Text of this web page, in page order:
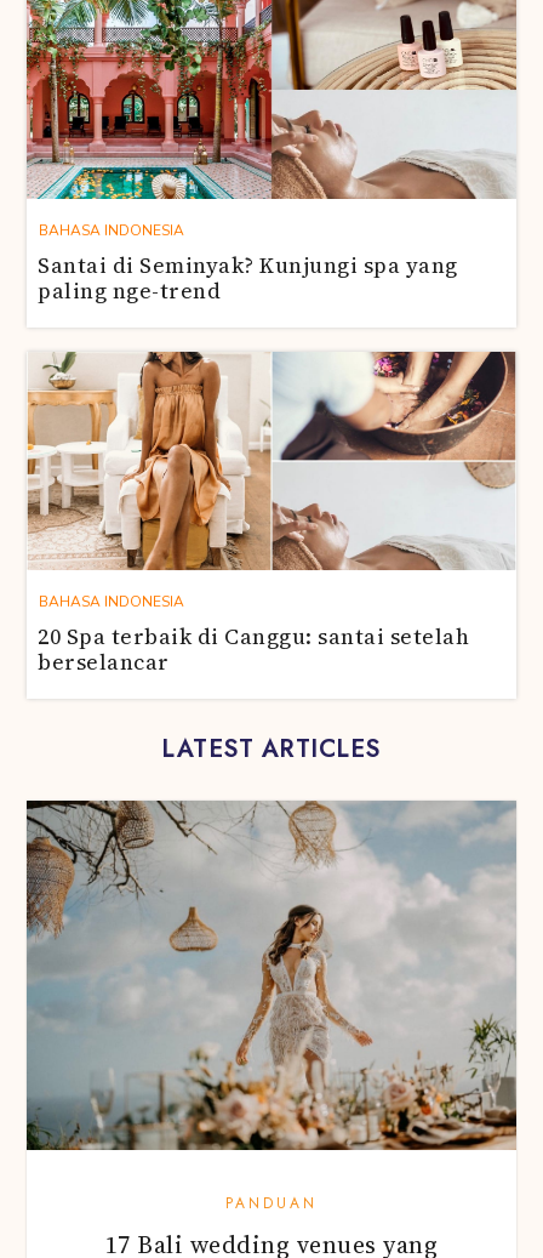
BAHASA INDONESIA
Santai di Seminyak? Kunjungi spa yang
paling nge-trend
BAHASA INDONESIA
20 Spa terbaik di Canggu: santai setelah
berselancar
LATEST ARTICLES
PANDUAN
17 Bali wedding venues yang